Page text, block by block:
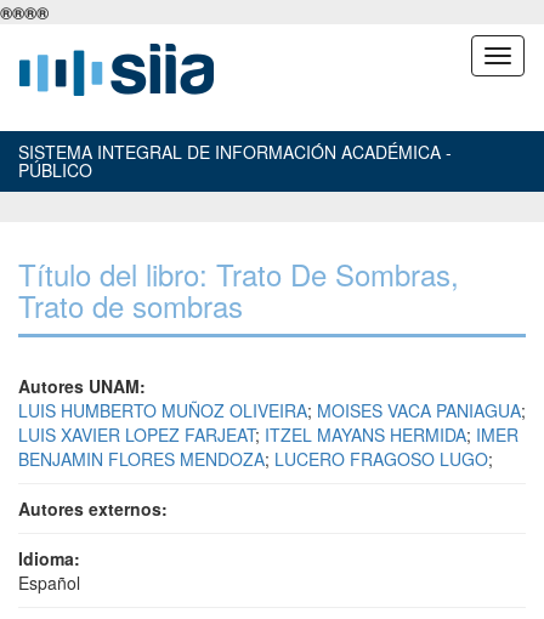
®®®®
SISTEMA INTEGRAL DE INFORMACIÓN ACADÉMICA -
PÚBLICO
Título del libro: Trato De Sombras,
Trato de sombras
Autores UNAM:
LUIS HUMBERTO MUÑOZ OLIVEIRA; MOISES VACA PANIAGUA;
LUIS XAVIER LOPEZ FARJEAT; ITZEL MAYANS HERMIDA; IMER
BENJAMIN FLORES MENDOZA; LUCERO FRAGOSO LUGO;
Autores externos:
Idioma:
Español